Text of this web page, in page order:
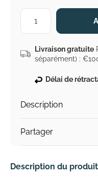
Livraison gratuite
séparément) :
Délai de
Description
Partager
Description du produit